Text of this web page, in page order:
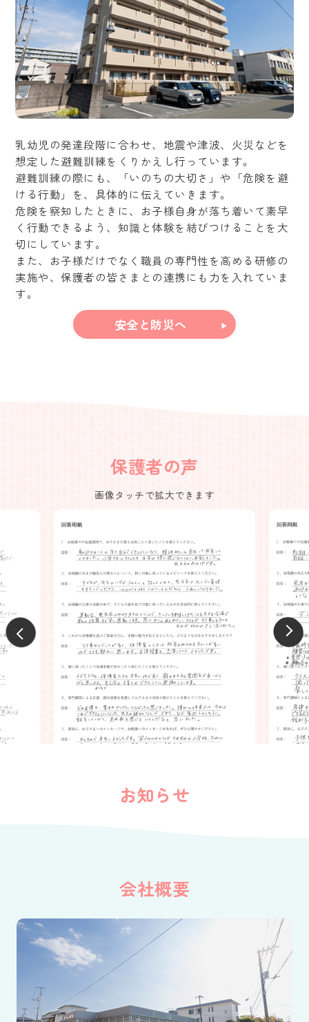
乳幼児の発達段階に合わせ、地震や津波、火災などを
想定した避難訓練をくりかえし行っています。
避難訓練の際にも、「いのちの大切さ」や「危険を避
ける行動」を、具体的に伝えていきます。
危険を察知したときに、お子様自身が落ち着いて素早
く行動できるよう、知識と体験を結びつけることを大
切にしています。
また、お子様だけでなく職員の専門性を高める研修の
実施や、保護者の皆さまとの連携にも力を入れていま
す。
安全と防災へ
保護者の声
画像タッチで拡大できます
お知らせ
会社概要